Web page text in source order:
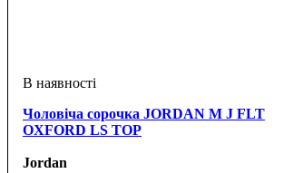
Чоловіча сорочка JORDAN M J FLT
OXFORD LS TOP
Jordan